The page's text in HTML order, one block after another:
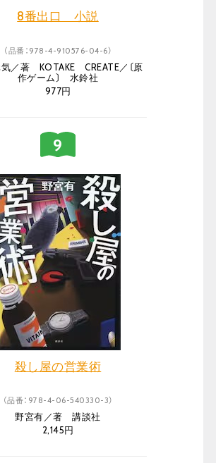
8番出口 小説
（品番：978-4-910576-04-6）
気／著 KOTAKE CREATE／〔原
作ゲーム〕 水鈴社
977円
殺し屋の営業術
（品番：978-4-06-540330-3）
野宮有／著 講談社
2,145円